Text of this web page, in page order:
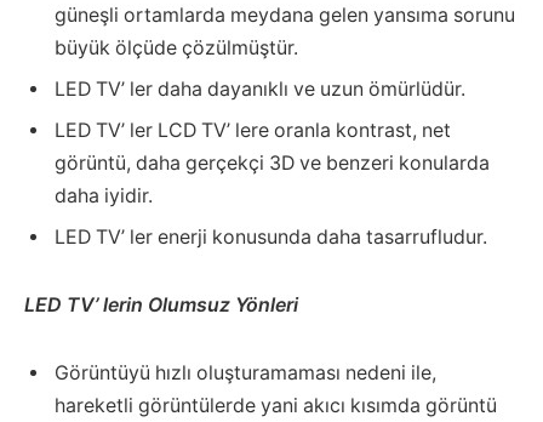
güneşli ortamlarda meydana gelen yansıma sorunu
büyük ölçüde çözülmüştür.
LED TV’ ler daha dayanıklı ve uzun ömürlüdür.
LED TV’ ler LCD TV’ lere oranla kontrast, net
görüntü, daha gerçekçi 3D ve benzeri konularda
daha iyidir.
LED TV’ ler enerji konusunda daha tasarrufludur.
LED TV’ lerin Olumsuz Yönleri
Görüntüyü hızlı oluşturamaması nedeni ile,
hareketli görüntülerde yani akıcı kısımda görüntü